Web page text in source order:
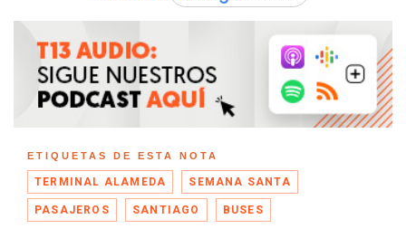
ETIQUETAS DE ESTA NOTA
TERMINAL ALAMEDA SEMANA SANTA
PASAJEROS SANTIAGO BUSES